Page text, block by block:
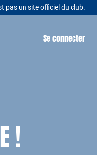
pas un site officiel du club.
Se connecter
!